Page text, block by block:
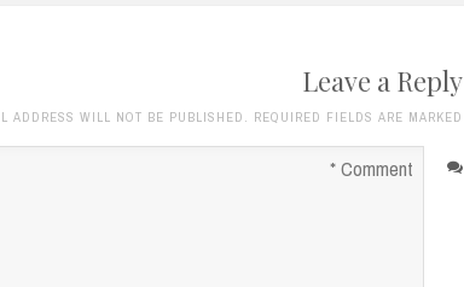
Leave a Reply
ADDRESS WILL NOT BE PUBLISHED. REQUIRED FIELDS ARE MARKED
Comment